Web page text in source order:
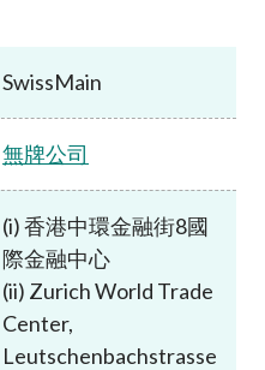
SwissMain
無牌公司
(i) 香港中環金融街8國
際金融中心
(ii) Zurich World Trade
Center,
Leutschenbachstrasse